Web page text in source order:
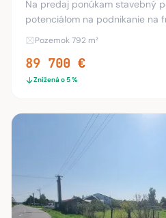
Na predaj ponúkam stavebný
potenciálom na podnikanie na
Možnosť zrealizovať svoje
Pozemok 792 m²
89 700 €
Znížená o 5 %